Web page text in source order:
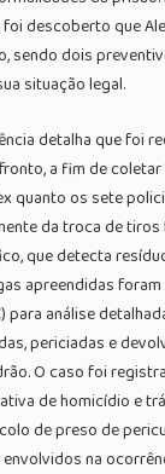
descoberto que
sendo dois
situação legal.
detalha que foi
a fim de
quanto os sete
da troca de
que detecta
apreendidas
para análise
periciadas e
O caso foi
de homicídio e
de preso de
na